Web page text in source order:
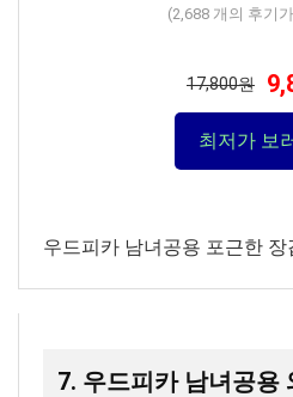
(2,688개의 후기
17,800원
최저가 보
우드피카 남녀공용 포근한 장
7. 우드피카 남녀공용